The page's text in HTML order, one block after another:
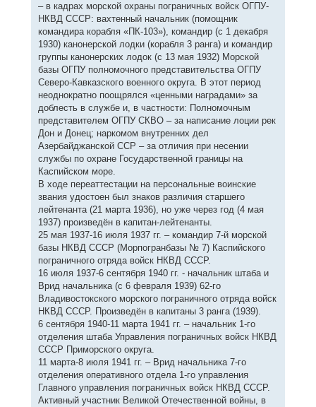
– в кадрах морской охраны пограничных войск ОГПУ-
НКВД СССР: вахтенный начальник (помощник
командира корабля «ПК-103»), командир (с 1 декабря
1930) канонерской лодки (корабля 3 ранга) и командир
группы канонерских лодок (с 13 мая 1932) Морской
базы ОГПУ полномочного представительства ОГПУ
Северо-Кавказского военного округа. В этот период
неоднократно поощрялся «ценными наградами» за
доблесть в службе и, в частности: Полномочным
представителем ОГПУ СКВО – за написание лоции рек
Дон и Донец; наркомом внутренних дел
Азербайджанской ССР – за отличия при несении
службы по охране Государственной границы на
Каспийском море.
В ходе переаттестации на персональные воинские
звания удостоен был знаков различия старшего
лейтенанта (21 марта 1936), но уже через год (4 мая
1937) произведён в капитан-лейтенанты.
25 мая 1937-16 июля 1937 гг. – командир 7-й морской
базы НКВД СССР (Морпогранбазы № 7) Каспийского
пограничного отряда войск НКВД СССР.
16 июля 1937-6 сентября 1940 гг. - начальник штаба и
Врид начальника (с 6 февраля 1939) 62-го
Владивостокского морского пограничного отряда войск
НКВД СССР. Произведён в капитаны 3 ранга (1939).
6 сентября 1940-11 марта 1941 гг. – начальник 1-го
отделения штаба Управления пограничных войск НКВД
СССР Приморского округа.
11 марта-8 июля 1941 гг. – Врид начальника 7-го
отделения оперативного отдела 1-го управления
Главного управления пограничных войск НКВД СССР.
Активный участник Великой Отечественной войны, в